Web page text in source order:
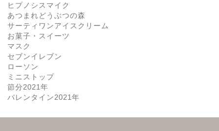
ヒプノシスマイク
あつまれどうぶつの森
サーティワンアイスクリーム
お菓子・スイーツ
マスク
セブンイレブン
ローソン
ミニストップ
節分2021年
バレンタイン2021年